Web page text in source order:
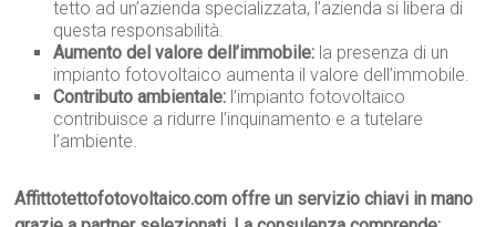
tetto ad un’azienda specializzata, l’azienda si libera di
questa responsabilità.
Aumento del valore dell’immobile: la presenza di un
impianto fotovoltaico aumenta il valore dell’immobile.
Contributo ambientale: l’impianto fotovoltaico
contribuisce a ridurre l’inquinamento e a tutelare
l’ambiente.
Affittotettofotovoltaico.com offre un servizio chiavi in mano